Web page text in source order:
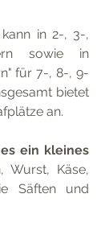
in 2-, 3-,
sowie in
für 7-, 8-, 9-
bietet
an.
ein kleines
Wurst, Käse,
Säften und